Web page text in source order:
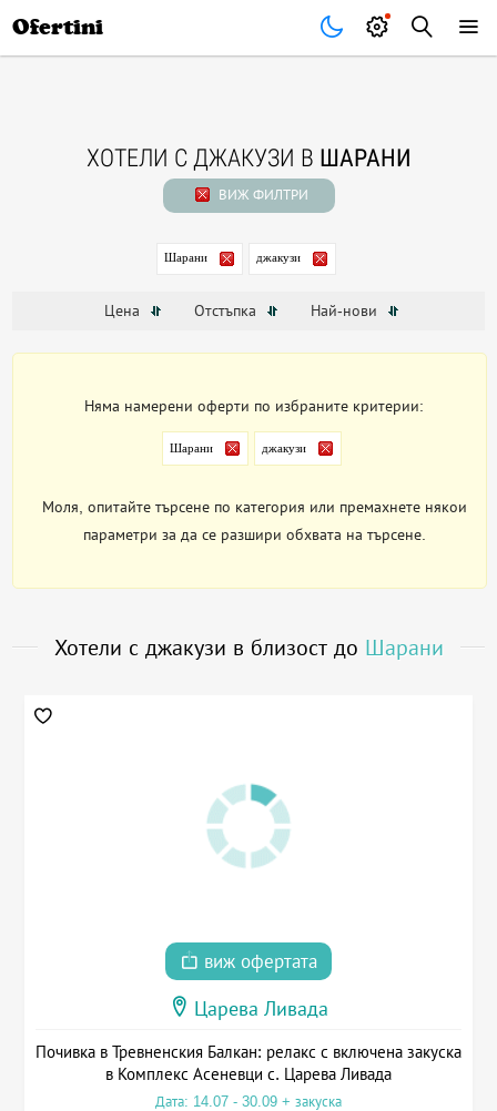
Ofertini
ХОТЕЛИ С ДЖАКУЗИ В ШАРАНИ
ВИЖ ФИЛТРИ
Шарани джакузи
Цена Отстъпка Най-нови
Няма намерени оферти по избраните критерии:
Шарани джакузи
Моля, опитайте търсене по категория или премахнете някои
параметри за да се разшири обхвата на търсене.
Хотели с джакузи в близост до Шарани
виж офертата
Царева Ливада
Почивка в Тревненския Балкан: релакс с включена закуска
в Комплекс Асеневци с. Царева Ливада
Дата: 14.07 - 30.09 + закуска